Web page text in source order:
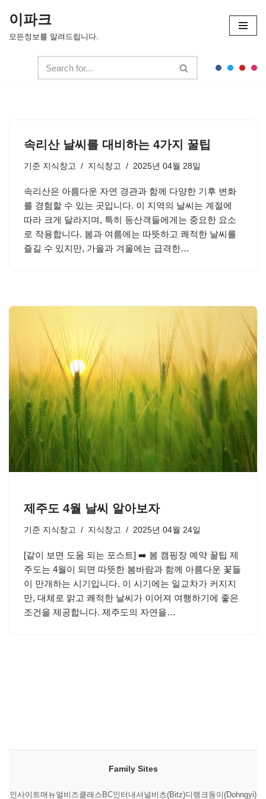
콘
이파크
모든정보를 알려드립니다.
속리산 날씨를 대비하는 4가지 꿀팁
기준 지식창고 지식창고 2025년 04월 28일
속리산은 아름다운 자연 경관과 함께 다양한 기후 변화
를 경험할 수 있는 곳입니다. 이 지역의 날씨는 계절에
따라 크게 달라지며, 특히 등산객들에게는 중요한 요소
로 작용합니다. 봄과 여름에는 따뜻하고 쾌적한 날씨를
즐길 수 있지만, 가을과 겨울에는 급격한…
제주도 4월 날씨 알아보자
기준 지식창고 지식창고 2025년 04월 24일
[같이 보면 도움 되는 포스트] ➡️ 봄 캠핑장 예약 꿀팁 제
주도는 4월이 되면 따뜻한 봄바람과 함께 아름다운 꽃들
이 만개하는 시기입니다. 이 시기에는 일교차가 커지지
만, 대체로 맑고 쾌적한 날씨가 이어져 여행하기에 좋은
조건을 제공합니다. 제주도의 자연을…
Family Sites
인사이트매뉴얼 비즈클래스 BC인터내셔널 비츠(Bitz)디랭크동이(Dohngyi)